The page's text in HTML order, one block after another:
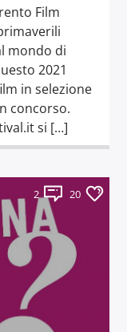
Film
mondo di
2021
in selezione
concorso.
si […]
2 20